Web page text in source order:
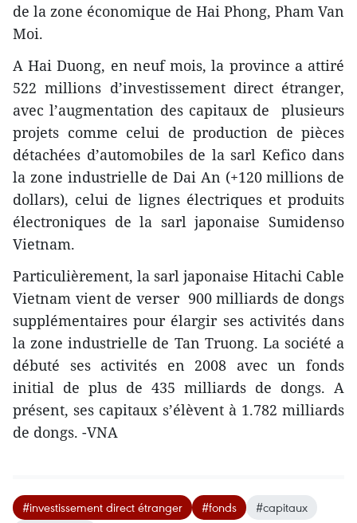
de la zone économique de Hai Phong, Pham Van
Moi.
A Hai Duong, en neuf mois, la province a attiré
522 millions d’investissement direct étranger,
avec l’augmentation des capitaux de plusieurs
projets comme celui de production de pièces
détachées d’automobiles de la sarl Kefico dans
la zone industrielle de Dai An (+120 millions de
dollars), celui de lignes électriques et produits
électroniques de la sarl japonaise Sumidenso
Vietnam.
Particulièrement, la sarl japonaise Hitachi Cable
Vietnam vient de verser 900 milliards de dongs
supplémentaires pour élargir ses activités dans
la zone industrielle de Tan Truong. La société a
débuté ses activités en 2008 avec un fonds
initial de plus de 435 milliards de dongs. A
présent, ses capitaux s’élèvent à 1.782 milliards
de dongs. -VNA
#investissement direct étranger #fonds
#capitaux